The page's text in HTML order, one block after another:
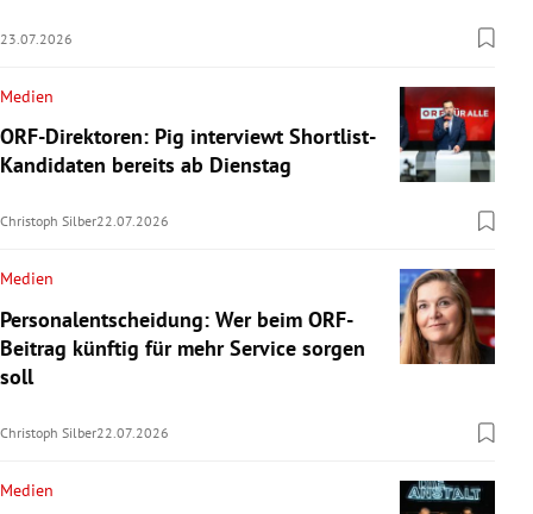
23.07.2026
Medien
ORF-Direktoren: Pig interviewt Shortlist-
Kandidaten bereits ab Dienstag
Christoph Silber22.07.2026
Medien
Personalentscheidung: Wer beim ORF-
Beitrag künftig für mehr Service sorgen
soll
Christoph Silber22.07.2026
Medien